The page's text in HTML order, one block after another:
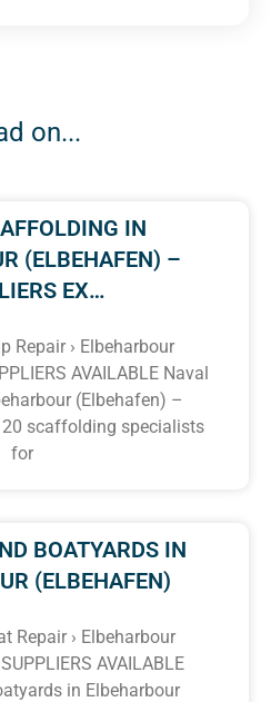
on...
IN
(ELBEHAFEN) –
EX…
Repair › Elbeharbour
AVAILABLE Naval
(Elbehafen) –
scaffolding specialists
for
BOATYARDS IN
(ELBEHAFEN)
Repair › Elbeharbour
AVAILABLE
in Elbeharbour